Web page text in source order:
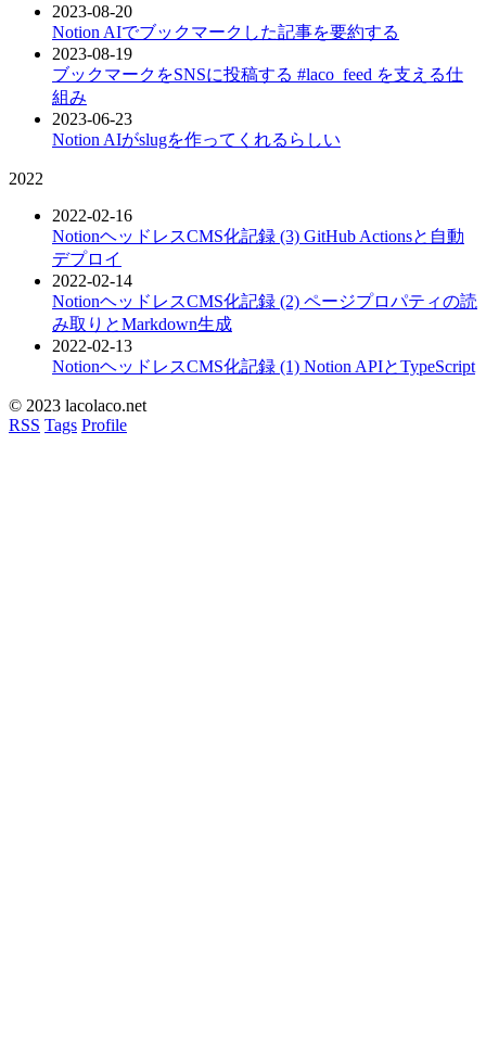
2023-08-20
Notion AIでブックマークした記事を要約する
2023-08-19
ブックマークをSNSに投稿する #laco_feed を支える仕
組み
2023-06-23
Notion AIがslugを作ってくれるらしい
2022
2022-02-16
NotionヘッドレスCMS化記録 (3) GitHub Actionsと自動
デプロイ
2022-02-14
NotionヘッドレスCMS化記録 (2) ページプロパティの読
み取りとMarkdown生成
2022-02-13
NotionヘッドレスCMS化記録 (1) Notion APIとTypeScript
© 2023 lacolaco.net
RSS Tags Profile